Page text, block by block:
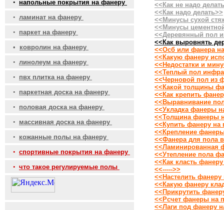
• напольные покрытия на фанеру
• ламинат на фанеру
• паркет на фанеру
•
ковролин на фанеру
• линолеум на фанеру
• пвх плитка на фанеру
• паркетная доска на фанеру
• половая доска на фанеру
• массивная доска на фанеру
• кожанные полы на фанеру
• спортивные покрытия на фанеру
• что такое регулируемые полы
<<Как не надо
<<Как надо делать>>
<<Минусы сухой
<<Минусы
<<Деревянный пол
<<Как выровнять
<<Осб или фанера
<<Какую фанеру
<<Недостатки и
<<Теплый пол
<<Черновой пол из
<<Какой толщины
<<Как крепить
<<Выравнивание
<<Укладка фанеры
<<Толщина фанеры
<<Купить фанеру на
<<Крепление
<<Фанера для пола
<<Ламинированная
<<Утепление пола
<<Как класть
<<----->>
<<Настелить
<<Какую фанеру
<<Прикрутить
<<Рсчет фанеры на
<<Лаги под фанеру